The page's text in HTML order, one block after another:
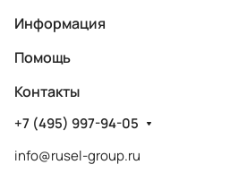
Информация
Помощь
Контакты
+7 (495) 997-94-05
info@rusel-group.ru